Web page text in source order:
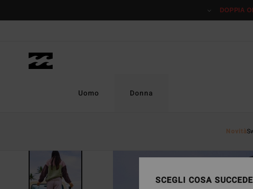
prodotto
DOPPIA
Uomo Donna
Novità
SCEGLI COSA